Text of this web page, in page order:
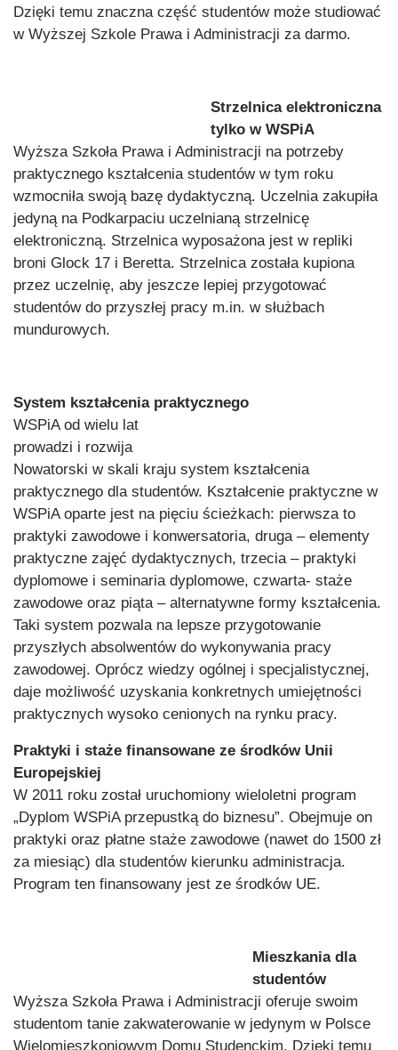
Dzięki temu znaczna część studentów może studiować
w Wyższej Szkole Prawa i Administracji za darmo.
Strzelnica elektroniczna
tylko w WSPiA
Wyższa Szkoła Prawa i Administracji na potrzeby
praktycznego kształcenia studentów w tym roku
wzmocniła swoją bazę dydaktyczną. Uczelnia zakupiła
jedyną na Podkarpaciu uczelnianą strzelnicę
elektroniczną. Strzelnica wyposażona jest w repliki
broni Glock 17 i Beretta. Strzelnica została kupiona
przez uczelnię, aby jeszcze lepiej przygotować
studentów do przyszłej pracy m.in. w służbach
mundurowych.
System kształcenia praktycznego
WSPiA od wielu lat
prowadzi i rozwija
Nowatorski w skali kraju system kształcenia
praktycznego dla studentów. Kształcenie praktyczne w
WSPiA oparte jest na pięciu ścieżkach: pierwsza to
praktyki zawodowe i konwersatoria, druga – elementy
praktyczne zajęć dydaktycznych, trzecia – praktyki
dyplomowe i seminaria dyplomowe, czwarta- staże
zawodowe oraz piąta – alternatywne formy kształcenia.
Taki system pozwala na lepsze przygotowanie
przyszłych absolwentów do wykonywania pracy
zawodowej. Oprócz wiedzy ogólnej i specjalistycznej,
daje możliwość uzyskania konkretnych umiejętności
praktycznych wysoko cenionych na rynku pracy.
Praktyki i staże finansowane ze środków Unii
Europejskiej
W 2011 roku został uruchomiony wieloletni program
„Dyplom WSPiA przepustką do biznesu”. Obejmuje on
praktyki oraz płatne staże zawodowe (nawet do 1500 zł
za miesiąc) dla studentów kierunku administracja.
Program ten finansowany jest ze środków UE.
Mieszkania dla
studentów
Wyższa Szkoła Prawa i Administracji oferuje swoim
studentom tanie zakwaterowanie w jedynym w Polsce
Wielomieszkoniowym Domu Studenckim. Dzięki temu